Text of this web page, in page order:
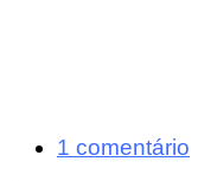
1 comentário